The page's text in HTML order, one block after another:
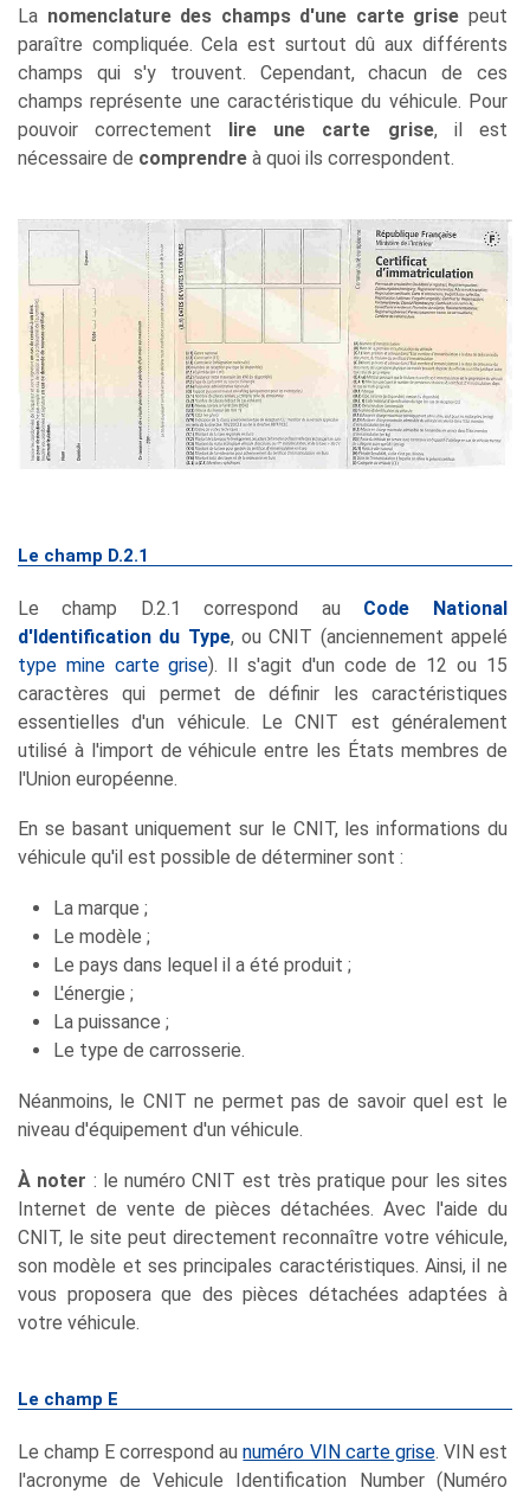
La nomenclature des champs d'une carte grise peut
paraître compliquée. Cela est surtout dû aux différents
champs qui s'y trouvent. Cependant, chacun de ces
champs représente une caractéristique du véhicule. Pour
pouvoir correctement lire une carte grise, il est
nécessaire de comprendre à quoi ils correspondent.
Le champ D.2.1
Le champ D.2.1 correspond au Code National
d'Identification du Type, ou CNIT (anciennement appelé
type mine carte grise). Il s'agit d'un code de 12 ou 15
caractères qui permet de définir les caractéristiques
essentielles d'un véhicule. Le CNIT est généralement
utilisé à l'import de véhicule entre les États membres de
l'Union européenne.
En se basant uniquement sur le CNIT, les informations du
véhicule qu'il est possible de déterminer sont :
La marque ;
Le modèle ;
Le pays dans lequel il a été produit ;
L'énergie ;
La puissance ;
Le type de carrosserie.
Néanmoins, le CNIT ne permet pas de savoir quel est le
niveau d'équipement d'un véhicule.
À noter : le numéro CNIT est très pratique pour les sites
Internet de vente de pièces détachées. Avec l'aide du
CNIT, le site peut directement reconnaître votre véhicule,
son modèle et ses principales caractéristiques. Ainsi, il ne
vous proposera que des pièces détachées adaptées à
votre véhicule.
Le champ E
Le champ E correspond aunuméro VIN carte grise. VIN est
l'acronyme de Vehicule Identification Number (Numéro